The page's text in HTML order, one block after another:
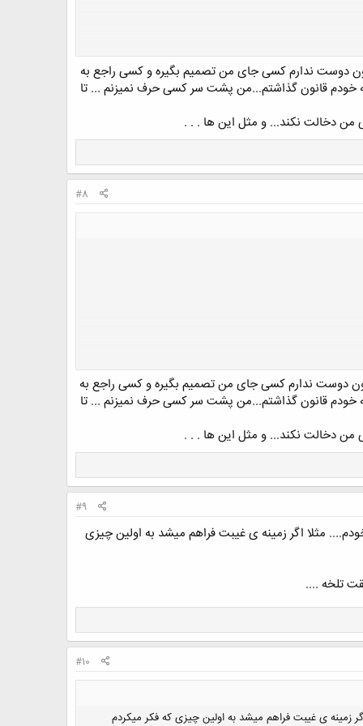
دوست ندارم کسی جای من تصمیم بگیره و کسی راجع به
قانون گذاشتم...من پشت سر کسی حرف نمیزنم ... تا
من دخالت نکند... و مثل این ها . . .
#8
دوست ندارم کسی جای من تصمیم بگیره و کسی راجع به
قانون گذاشتم...من پشت سر کسی حرف نمیزنم ... تا
من دخالت نکند... و مثل این ها . . .
#9
مثلا اگر زمینه ی غیبت فراهم میشد به اولین چیزی
تلخه ....
#10
زمینه ی غیبت فراهم میشد به اولین چیزی که فکر میکردم